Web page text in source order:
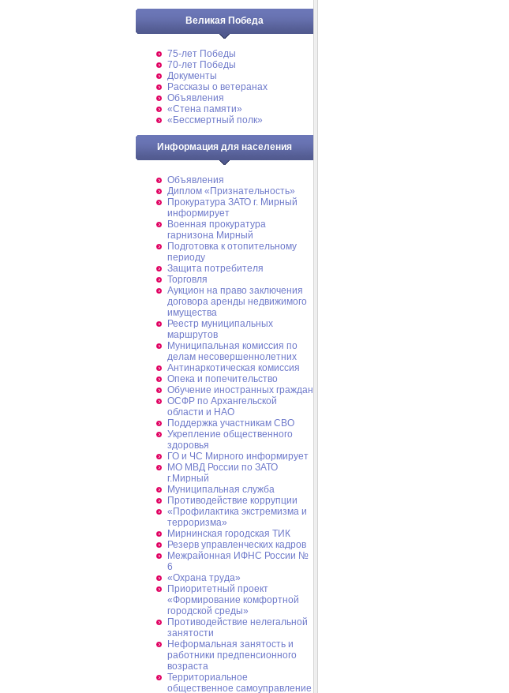
Великая Победа
75-лет Победы
70-лет Победы
Документы
Рассказы о ветеранах
Объявления
«Стена памяти»
«Бессмертный полк»
Информация для населения
Объявления
Диплом «Признательность»
Прокуратура ЗАТО г. Мирный
информирует
Военная прокуратура
гарнизона Мирный
Подготовка к отопительному
периоду
Защита потребителя
Торговля
Аукцион на право заключения
договора аренды недвижимого
имущества
Реестр муниципальных
маршрутов
Муниципальная комиссия по
делам несовершеннолетних
Антинаркотическая комиссия
Опека и попечительство
Обучение иностранных граждан
ОСФР по Архангельской
области и НАО
Поддержка участникам СВО
Укрепление общественного
здоровья
ГО и ЧС Мирного информирует
МО МВД России по ЗАТО
г.Мирный
Муниципальная cлужба
Противодействие коррупции
«Профилактика экстремизма и
терроризма»
Мирнинская городская ТИК
Резерв управленческих кадров
Межрайонная ИФНС России №
6
«Охрана труда»
Приоритетный проект
«Формирование комфортной
городской среды»
Противодействие нелегальной
занятости
Неформальная занятость и
работники предпенсионного
возраста
Территориальное
общественное самоуправление